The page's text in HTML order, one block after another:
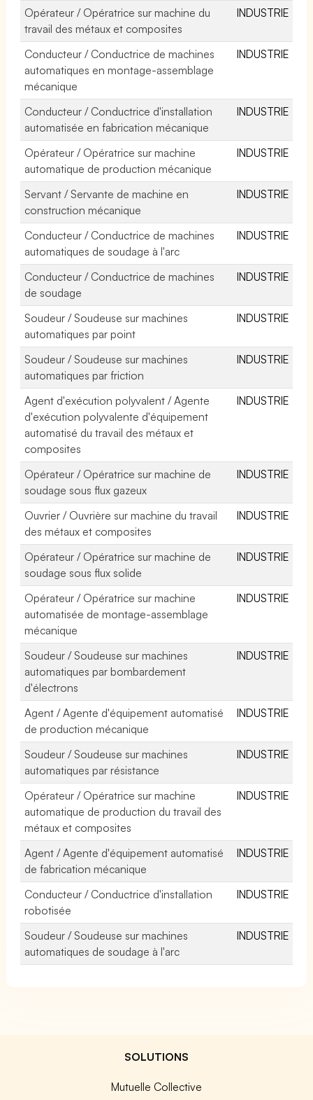
Opérateur / Opératrice sur machine du
travail des métaux et composites
INDUSTRIE
Conducteur / Conductrice de machines
automatiques en montage-assemblage
mécanique
INDUSTRIE
Conducteur / Conductrice d'installation
automatisée en fabrication mécanique
INDUSTRIE
Opérateur / Opératrice sur machine
automatique de production mécanique
INDUSTRIE
Servant / Servante de machine en
construction mécanique
INDUSTRIE
Conducteur / Conductrice de machines
automatiques de soudage à l'arc
INDUSTRIE
Conducteur / Conductrice de machines
de soudage
INDUSTRIE
Soudeur / Soudeuse sur machines
automatiques par point
INDUSTRIE
Soudeur / Soudeuse sur machines
automatiques par friction
INDUSTRIE
Agent d'exécution polyvalent / Agente
d'exécution polyvalente d'équipement
automatisé du travail des métaux et
composites
INDUSTRIE
Opérateur / Opératrice sur machine de
soudage sous flux gazeux
INDUSTRIE
Ouvrier / Ouvrière sur machine du travail
des métaux et composites
INDUSTRIE
Opérateur / Opératrice sur machine de
soudage sous flux solide
INDUSTRIE
Opérateur / Opératrice sur machine
automatisée de montage-assemblage
mécanique
INDUSTRIE
Soudeur / Soudeuse sur machines
automatiques par bombardement
d'électrons
INDUSTRIE
Agent / Agente d'équipement automatisé
de production mécanique
INDUSTRIE
Soudeur / Soudeuse sur machines
automatiques par résistance
INDUSTRIE
Opérateur / Opératrice sur machine
automatique de production du travail des
métaux et composites
INDUSTRIE
Agent / Agente d'équipement automatisé
de fabrication mécanique
INDUSTRIE
Conducteur / Conductrice d'installation
robotisée
INDUSTRIE
Soudeur / Soudeuse sur machines
automatiques de soudage à l'arc
INDUSTRIE
SOLUTIONS
Mutuelle Collective